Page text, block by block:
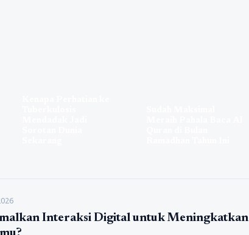
Interaksi Digital untuk Meningkatkan